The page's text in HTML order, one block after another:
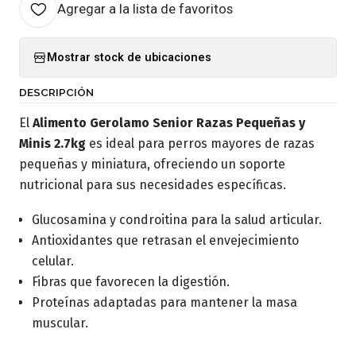
Agregar a la lista de favoritos
Mostrar stock de ubicaciones
DESCRIPCIÓN
El Alimento Gerolamo Senior Razas Pequeñas y
Minis 2.7kg es ideal para perros mayores de razas
pequeñas y miniatura, ofreciendo un soporte
nutricional para sus necesidades específicas.
Glucosamina y condroitina para la salud articular.
Antioxidantes que retrasan el envejecimiento
celular.
Fibras que favorecen la digestión.
Proteínas adaptadas para mantener la masa
muscular.